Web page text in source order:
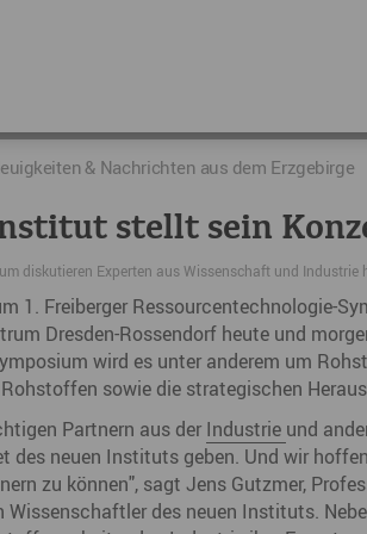
Überblick
& Nachrichten aus dem Erzgebirge
stellt sein
diskutieren Experten aus Wissenschaft und Industrie
1. Freiberger Ressourcentechnologie-
Dresden-Rossendorf heute und
wird es unter anderem um
sowie die strategischen
Partnern aus der Industrie und
des neuen Instituts geben. Und wir
zu können", sagt Jens Gutzmer,
Wissenschaftler des neuen Instituts.